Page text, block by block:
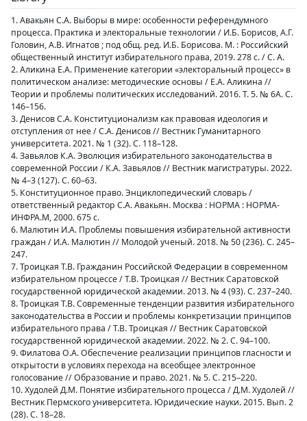
1. Авакьян С.А. Выборы в мире: особенности референдумного
процесса. Практика и электоральные технологии / И.Б. Борисов, А.Г.
Головин, А.В. Игнатов ; под общ. ред. И.Б. Борисова. М. : Российский
общественный институт избирательного права, 2019. 278 с. / С. А.
2. Аликина Е.А. Применение категории «электоральный процесс» в
политическом анализе: методические основы / Е.А. Аликина //
Теории и проблемы политических исследований. 2016. Т. 5. № 6А. С.
146–156.
3. Денисов С.А. Конституционализм как правовая идеология и
отступления от нее / С.А. Денисов // Вестник Гуманитарного
университета. 2021. № 1 (32). С. 118–128.
4. Завьялов К.А. Эволюция избирательного законодательства в
современной России / К.А. Завьялов // Вестник магистратуры. 2022.
№ 4–3 (127). С. 60–63.
5. Конституционное право. Энциклопедический словарь /
ответственный редактор С.А. Авакьян. Москва : НОРМА : НОРМА-
ИНФРА.М, 2000. 675 с.
6. Малютин И.А. Проблемы повышения избирательной активности
граждан / И.А. Малютин // Молодой ученый. 2018. № 50 (236). С. 245–
247.
7. Троицкая Т.В. Гражданин Российской Федерации в современном
избирательном процессе / Т.В. Троицкая // Вестник Саратовской
государственной юридической академии. 2013. № 4 (93). С. 237–240.
8. Троицкая Т.В. Современные тенденции развития избирательного
законодательства в России и проблемы конкретизации принципов
избирательного права / Т.В. Троицкая // Вестник Саратовской
государственной юридической академии. 2022. № 2. С. 94–100.
9. Филатова О.А. Обеспечение реализации принципов гласности и
открытости в условиях перехода на всеобщее электронное
голосование // Образование и право. 2021. № 5. С. 215–220.
10. Худолей Д.М. Понятие избирательного процесса / Д.М. Худолей //
Вестник Пермского университета. Юридические науки. 2015. Вып. 2
(28). С. 18–28.